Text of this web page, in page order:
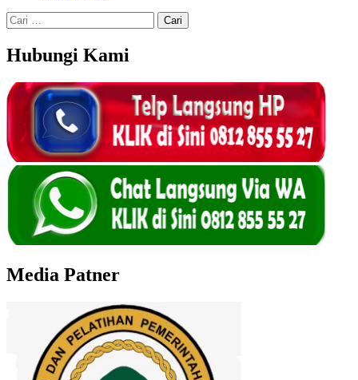
Cari
untuk:
Hubungi Kami
Media Patner